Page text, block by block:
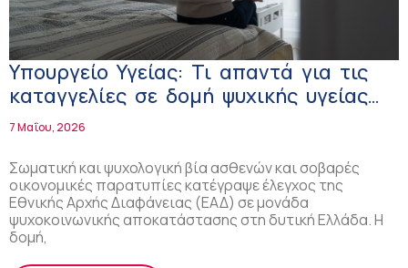
Υπουργείο Υγείας: Τι απαντά για τις
καταγγελίες σε δομή ψυχικής υγείας
στη Δυτική Ελλάδα
7 Μαΐου, 2026
Σωματική και ψυχολογική βία ασθενών και σοβαρές
οικονομικές παρατυπίες κατέγραψε έλεγχος της
Εθνικής Αρχής Διαφάνειας (ΕΑΔ) σε μονάδα
ψυχοκοινωνικής αποκατάστασης στη δυτική Ελλάδα. Η
δομή,